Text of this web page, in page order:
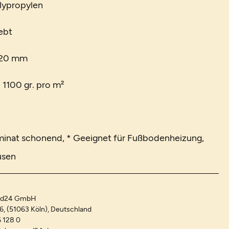
mm
gr. pro m²
schonend, * Geeignet für Fußbodenheizung,
GmbH
(51063 Köln), Deutschland
128 0